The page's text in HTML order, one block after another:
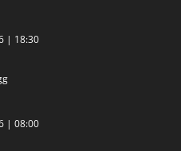
| 18:30
| 08:00